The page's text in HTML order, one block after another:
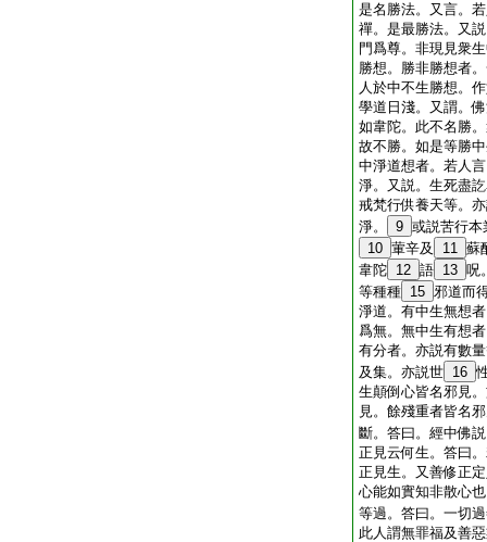
是名勝法。又言。
禪。是最勝法。又
門爲尊。非現見衆
勝想。勝非勝想者
人於中不生勝想。
學道日淺。又謂。
如韋陀。此不名勝
故不勝。如是等勝
中淨道想者。若人
淨。又説。生死盡
戒梵行供養天等。
淨。
9 或説苦行本
10 葷辛及 11 蘇
韋陀 12 語 13 呪
等種種 15 邪道而
淨道。有中生無想
爲無。無中生有想
有分者。亦説有數
及集。亦説世 16
生顛倒心皆名邪見
見。餘殘重者皆名
斷。答曰。經中佛
正見云何生。答曰
正見生。又善修正
心能如實知非散心
等過。答曰。一切
此人謂無罪福及善